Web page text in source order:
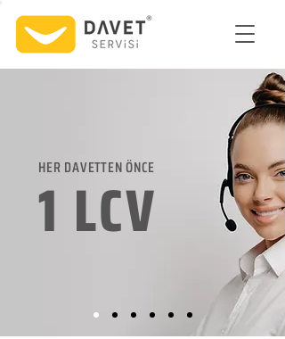
HER DAVETTEN ÖNCE
1 LCV